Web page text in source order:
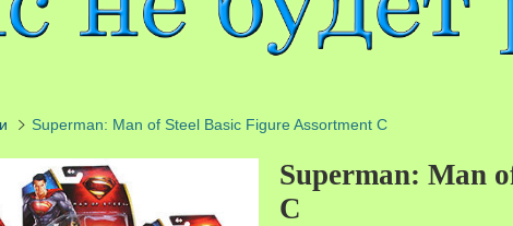
Superman: Man of Steel Basic Figure Assortment C
Superman: Man
C